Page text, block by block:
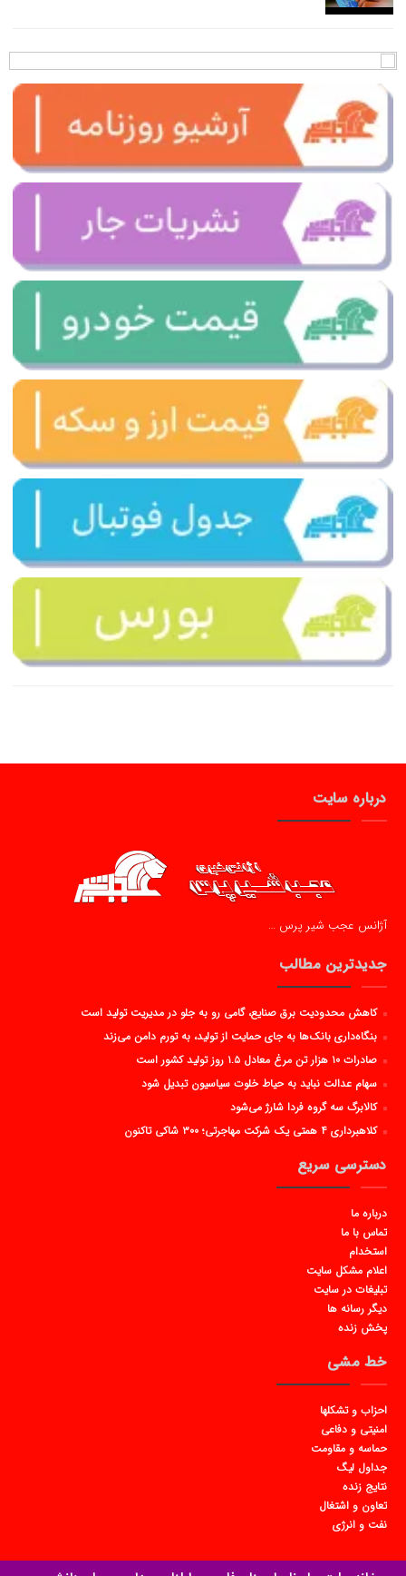
درباره سایت
آژانس عجب شیر پرس …
جدیدترین مطالب
کاهش محدودیت برق صنایع، گامی رو به جلو در مدیریت تولید است
بنگاه‌داری بانک‌ها به جای حمایت از تولید، به تورم دامن می‌زند
صادرات ۱۰ هزار تن مرغ معادل ۱.۵ روز تولید کشور است
سهام عدالت نباید به حیاط خلوت سیاسیون تبدیل شود
کالابرگ سه گروه فردا شارژ می‌شود
کلاهبرداری ۴ همتی یک شرکت مهاجرتی؛ ۳۰۰ شاکی تاکنون
دسترسی سریع
درباره ما
تماس با ما
استخدام
اعلام مشکل سایت
تبلیغات در سایت
دیگر رسانه ها
پخش زنده
خط مشی
احزاب و تشکلها
امنیتی و دفاعی
حماسه و مقاومت
جداول لیگ
نتایج زنده
تعاون و اشتغال
نفت و انرژی